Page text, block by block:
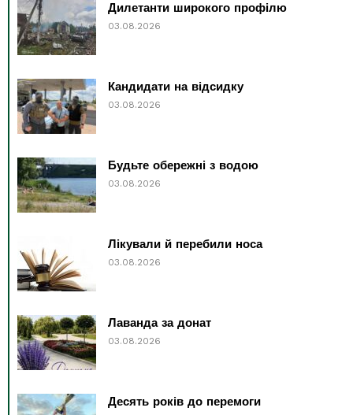
Дилетанти широкого профілю
03.08.2026
Кандидати на відсидку
03.08.2026
Будьте обережні з водою
03.08.2026
Лікували й перебили носа
03.08.2026
Лаванда за донат
03.08.2026
Десять років до перемоги